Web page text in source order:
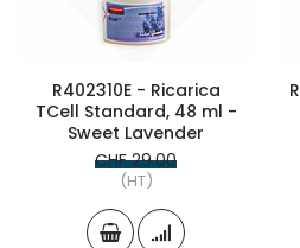
R402310E - Ricarica
TCell Standard, 48 ml -
Sweet Lavender
CHF 29.00
(HT)